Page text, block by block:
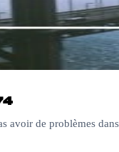
avoir de problèmes